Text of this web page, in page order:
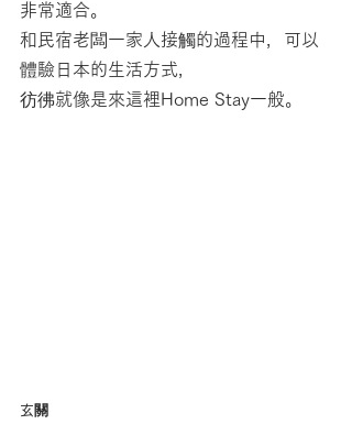
非常適合。
和民宿老闆一家人接觸的過程中，可以
體驗日本的生活方式，
彷彿就像是來這裡Home Stay一般。
玄關